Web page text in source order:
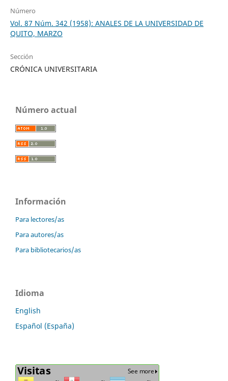
Número
Vol. 87 Núm. 342 (1958): ANALES DE LA UNIVERSIDAD DE
QUITO, MARZO
Sección
CRÓNICA UNIVERSITARIA
Número actual
Información
Para lectores/as
Para autores/as
Para bibliotecarios/as
Idioma
English
Español (España)